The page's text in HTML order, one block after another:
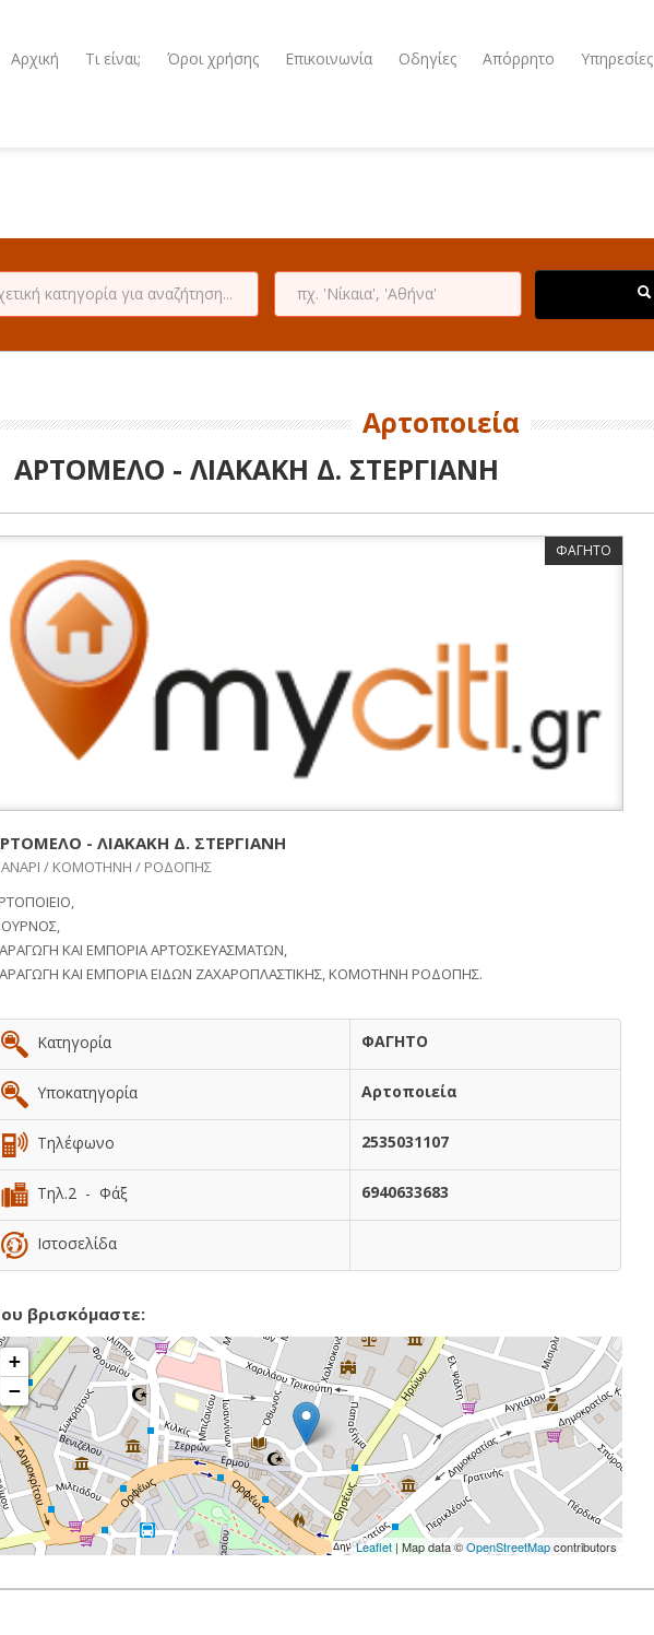
Αρχική Τι είναι; Όροι χρήσης Επικοινωνία Οδηγίες Απόρρητο Υπηρεσίες
Αρτοποιεία
ΑΡΤΟΜΕΛΟ - ΛΙΑΚΑΚΗ Δ. ΣΤΕΡΓΙΑΝΗ
ΦΑΓΗΤΟ
- ΛΙΑΚΑΚΗ Δ. ΣΤΕΡΓΙΑΝΗ
/ ΚΟΜΟΤΗΝΗ / ΡΟΔΟΠΗΣ
ΚΑΙ ΕΜΠΟΡΙΑ ΑΡΤΟΣΚΕΥΑΣΜΑΤΩΝ,
ΚΑΙ ΕΜΠΟΡΙΑ ΕΙΔΩΝ ΖΑΧΑΡΟΠΛΑΣΤΙΚΗΣ, ΚΟΜΟΤΗΝΗ ΡΟΔΟΠΗΣ.
Κατηγορία ΦΑΓΗΤΟ
Υποκατηγορία Αρτοποιεία
Τηλέφωνο 2535031107
Τηλ.2 - Φάξ 6940633683
Ιστοσελίδα
βρισκόμαστε:
+
−
Leaflet| Map data ©OpenStreetMapcontributors